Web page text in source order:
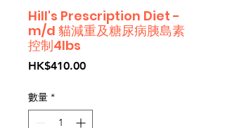
Hill's Prescription Diet -
m/d 貓減重及糖尿病胰島素
控制4lbs
HK$410.00價
數量 *